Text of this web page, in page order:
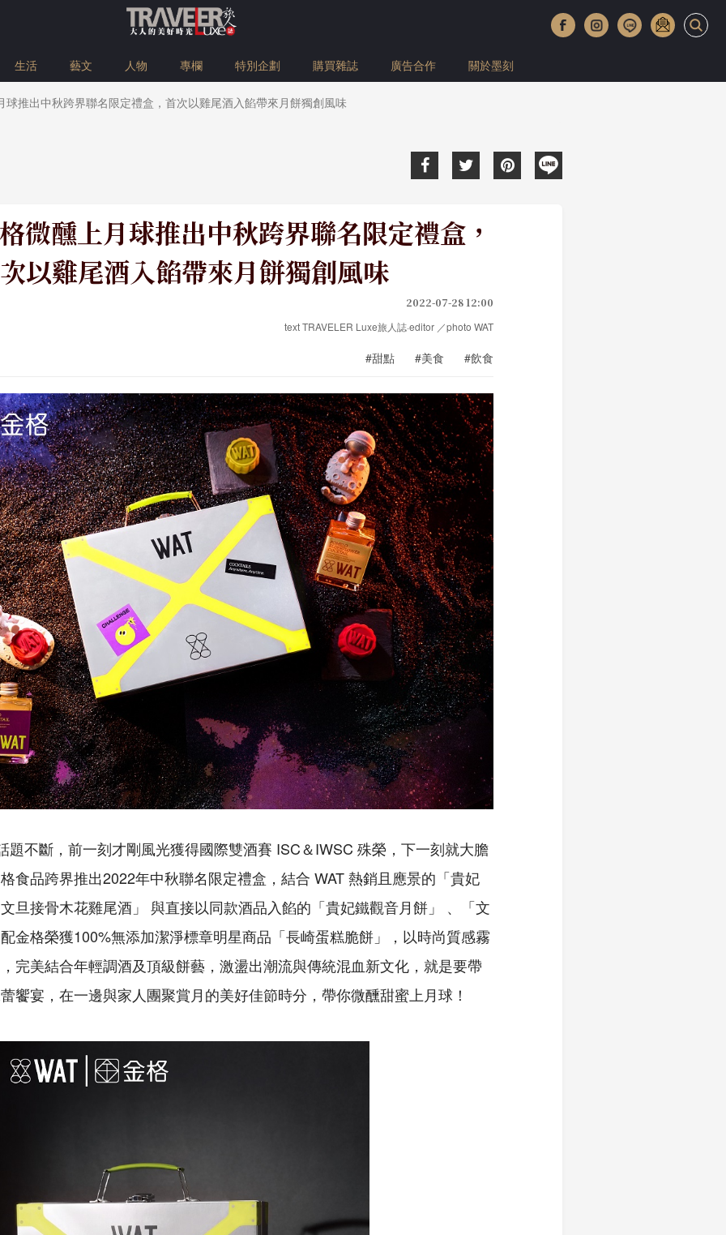
生活 藝文 人物 專欄 特別企劃 購買雜誌 廣告合作 關於墨刻
推出中秋跨界聯名限定禮盒，首次以雞尾酒入餡帶來月餅獨創風味
微醺上月球推出中秋跨界聯名限定禮盒，
以雞尾酒入餡帶來月餅獨創風味
2022-07-28 12:00
text TRAVELER Luxe旅人誌·editor ／photo WAT
#甜點 #美食 #飲食
題不斷，前一刻才剛風光獲得國際雙酒賽 ISC＆IWSC 殊榮，下一刻就大膽
食品跨界推出2022年中秋聯名限定禮盒，結合 WAT 熱銷且應景的「貴妃
旦接骨木花雞尾酒」 與直接以同款酒品入餡的「貴妃鐵觀音月餅」 、「文
金格榮獲100%無添加潔淨標章明星商品「長崎蛋糕脆餅」，以時尚質感霧
完美結合年輕調酒及頂級餅藝，激盪出潮流與傳統混血新文化，就是要帶
饗宴，在一邊與家人團聚賞月的美好佳節時分，帶你微醺甜蜜上月球！